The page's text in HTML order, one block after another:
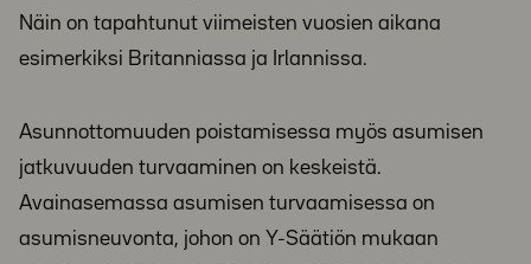
Näin on tapahtunut viimeisten vuosien aikana
esimerkiksi Britanniassa ja Irlannissa.
Asunnottomuuden poistamisessa myös asumisen
jatkuvuuden turvaaminen on keskeistä.
Avainasemassa asumisen turvaamisessa on
asumisneuvonta, johon on Y-Säätiön mukaan